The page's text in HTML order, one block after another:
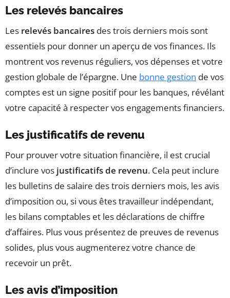
Les relevés bancaires
Les relevés bancaires des trois derniers mois sont
essentiels pour donner un aperçu de vos finances. Ils
montrent vos revenus réguliers, vos dépenses et votre
gestion globale de l’épargne. Une bonne gestion de vos
comptes est un signe positif pour les banques, révélant
votre capacité à respecter vos engagements financiers.
Les justificatifs de revenu
Pour prouver votre situation financière, il est crucial
d’inclure vos justificatifs de revenu. Cela peut inclure
les bulletins de salaire des trois derniers mois, les avis
d’imposition ou, si vous êtes travailleur indépendant,
les bilans comptables et les déclarations de chiffre
d’affaires. Plus vous présentez de preuves de revenus
solides, plus vous augmenterez votre chance de
recevoir un prêt.
Les avis d’imposition